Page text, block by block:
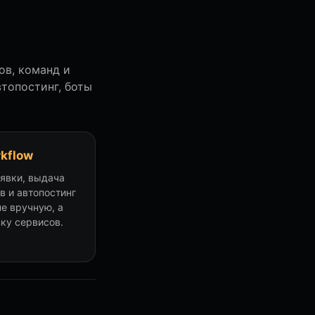
команд и
боты
выдача
и автопостинг
вручную, а
сервисов.